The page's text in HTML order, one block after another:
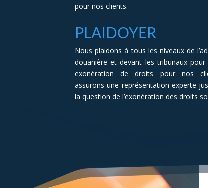
pour nos clients.
PLAIDOYER
Nous plaidons à tous les niveaux de
douanière et devant les tribunaux pour
exonération de droits pour nos
assurons une représentation experte
la question de l’exonération des droits